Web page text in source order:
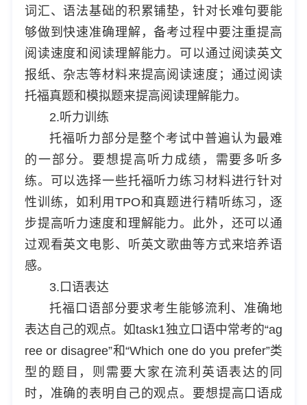
词汇、语法基础的积累铺垫，针对长难句要能
够做到快速准确理解，备考过程中要注重提高
阅读速度和阅读理解能力。可以通过阅读英文
报纸、杂志等材料来提高阅读速度；通过阅读
托福真题和模拟题来提高阅读理解能力。
2.听力训练
托福听力部分是整个考试中普遍认为最难
的一部分。要想提高听力成绩，需要多听多
练。可以选择一些托福听力练习材料进行针对
性训练，如利用TPO和真题进行精听练习，逐
步提高听力速度和理解能力。此外，还可以通
过观看英文电影、听英文歌曲等方式来培养语
感。
3.口语表达
托福口语部分要求考生能够流利、准确地
表达自己的观点。如task1独立口语中常考的“ag
ree or disagree”和“Which one do you prefer”类
型的题目，则需要大家在流利英语表达的同
时，准确的表明自己的观点。要想提高口语成